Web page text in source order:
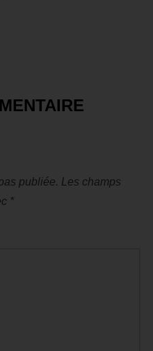
publiée. Les champs
*